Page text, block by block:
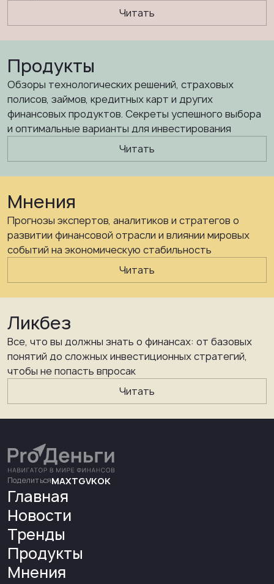
Читать
Продукты
Обзоры технологических решений, страховых
полисов, займов, кредитных карт и других
финансовых продуктов. Секреты успешного выбора
и оптимальные варианты для инвестирования
Читать
Мнения
Прогнозы экспертов, аналитиков и стратегов о
развитии финансовой отрасли и влиянии мировых
событий на экономическую стабильность
Читать
Ликбез
Все, что вы должны знать о финансах: от базовых
понятий до сложных инвестиционных стратегий,
чтобы не попасть впросак
Читать
ПоделитьсяMAXTGVKOK
Главная
Новости
Тренды
Продукты
Мнения